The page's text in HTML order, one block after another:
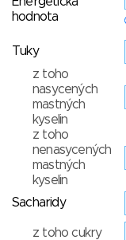
hodnota
Tuky
z toho
nasycených
mastných
kyselin
z toho
nenasycených
mastných
kyselin
Sacharidy
z toho cukry